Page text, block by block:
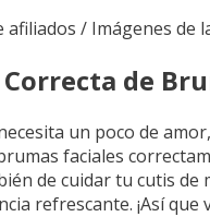
/ Imágenes de
de
un poco de
faciales
de cuidar tu cutis
refrescante. ¡Así que